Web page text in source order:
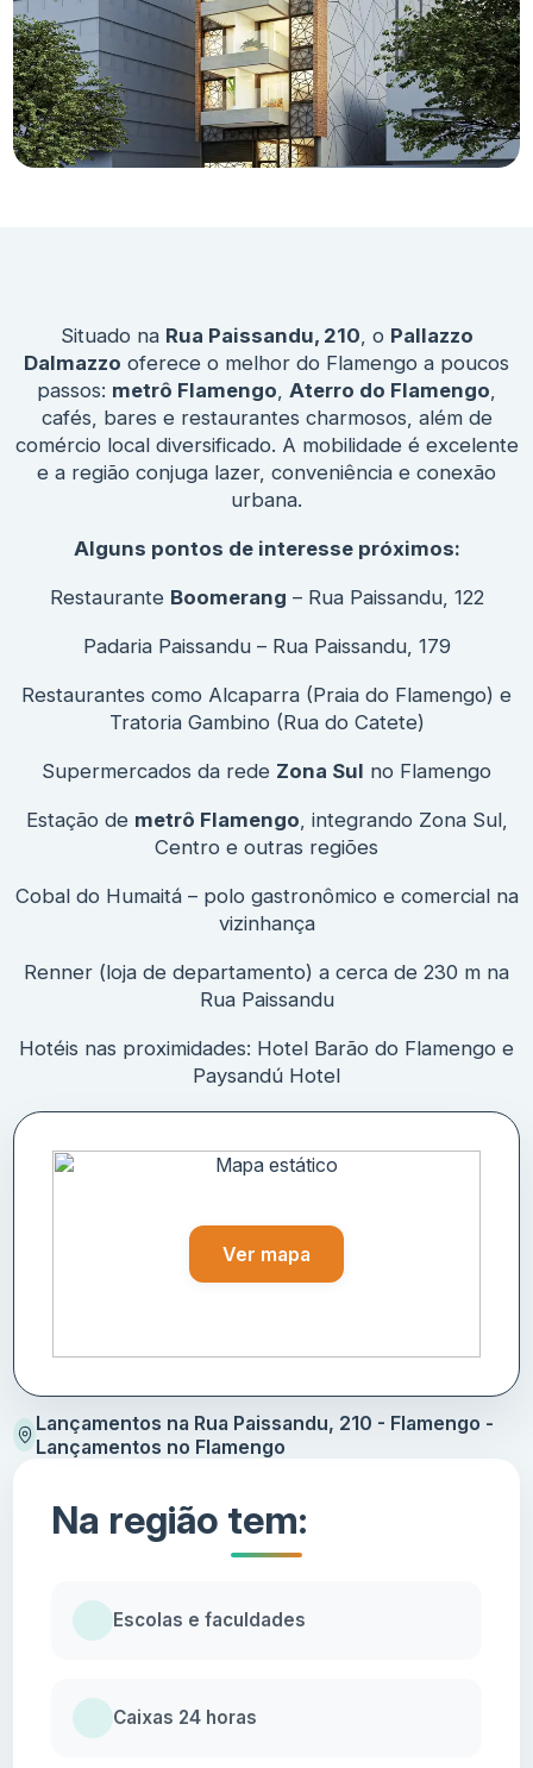
Situado na Rua Paissandu, 210 , o Pallazzo
Dalmazzo oferece o melhor do Flamengo a poucos
passos: metrô Flamengo Aterro do Flamengo
cafés, bares e restaurantes charmosos, além de
comércio local diversificado. A mobilidade é excelente
e a região conjuga lazer, conveniência e conexão
urbana.
Alguns pontos de interesse próximos:
Restaurante Boomerang – Rua Paissandu, 122
Padaria Paissandu – Rua Paissandu, 179
Restaurantes como Alcaparra (Praia do Flamengo) e
Tratoria Gambino (Rua do Catete)
Supermercados da rede Zona Sul no Flamengo
Estação de metrô Flamengo , integrando Zona Sul,
Centro e outras regiões
Cobal do Humaitá – polo gastronômico e comercial na
vizinhança
Renner (loja de departamento) a cerca de 230 m na
Rua Paissandu
Hotéis nas proximidades: Hotel Barão do Flamengo e
Paysandú Hotel
Ver mapa
Lançamentos na Rua Paissandu, 210 - Flamengo -
Lançamentos no Flamengo
Na região tem:
Escolas e faculdades
Caixas 24 horas